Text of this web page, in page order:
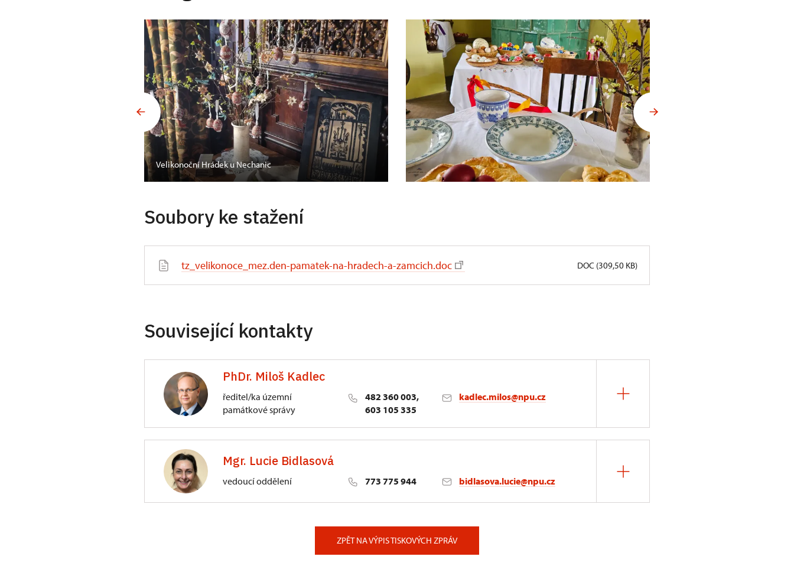
Velikonoční Hrádek u Nechanic
Soubory ke stažení
tz_velikonoce_mez.den-pamatek-na-hradech-a-zamcich.doc DOC (309,50 KB)
Související kontakty
PhDr. Miloš Kadlec
ředitel/ka územní
památkové správy
482 360 003,
603 105 335
kadlec.milos@npu.cz
3/, Sychrov 3Mgr. Lucie Bidlasová
vedoucí oddělení 773 775 944 bidlasova.lucie@npu.cz
ZPĚT NA VÝPIS TISKOVÝCH ZPRÁV